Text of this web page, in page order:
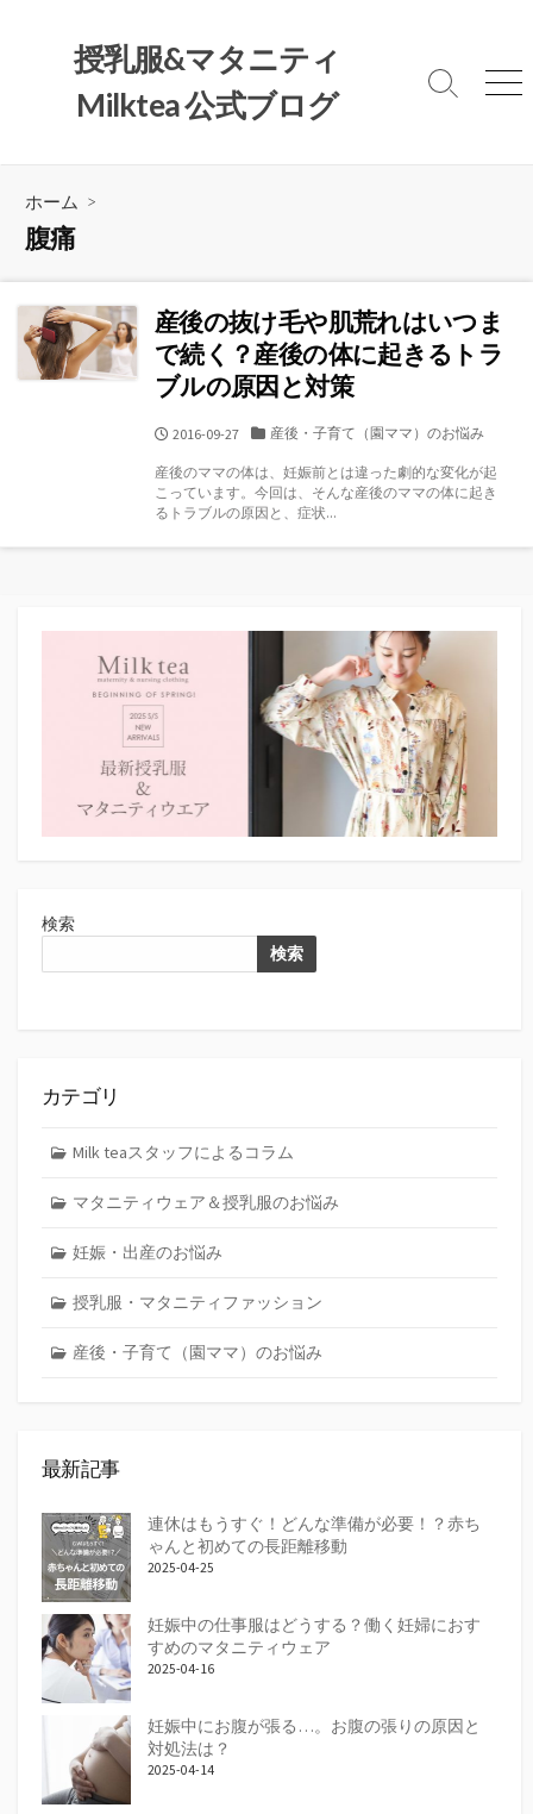
へ
プ
授乳服&マタニティ
Milktea 公式ブログ
検
メ
ホーム >
腹痛
産後の抜け毛や肌荒れはいつま
で続く？産後の体に起きるトラ
ブルの原因と対策
公
日
2016-09-27
カ
ゴ
リ
ー
産後・子育て（園ママ）のお悩み
産後のママの体は、妊娠前とは違った劇的な変化が起
こっています。今回は、そんな産後のママの体に起き
るトラブルの原因と、症状...
検索
検索
カテゴリ
Milk teaスタッフによるコラム
マタニティウェア＆授乳服のお悩み
妊娠・出産のお悩み
授乳服・マタニティファッション
産後・子育て（園ママ）のお悩み
最新記事
連休はもうすぐ！どんな準備が必要！？赤ち
ゃんと初めての長距離移動
2025-04-25
妊娠中の仕事服はどうする？働く妊婦におす
すめのマタニティウェア
2025-04-16
妊娠中にお腹が張る…。お腹の張りの原因と
対処法は？
2025-04-14